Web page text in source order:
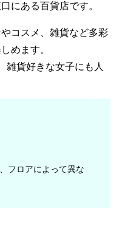
にある百貨店です。
コスメ、雑貨など多彩
めます。
雑貨好きな女子にも人
フロアによって異な